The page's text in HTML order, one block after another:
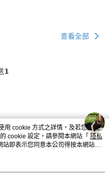
查看全部
𝟭
用 cookie 方式之詳情，及若您不希
cookie 設定，請參閱本網站「 隱私
站即表示您同意本公司得按本網站使